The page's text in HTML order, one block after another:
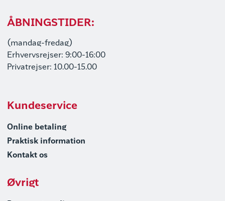
ÅBNINGSTIDER:
(mandag-fredag)
Erhvervsrejser: 9:00-16:00
Privatrejser: 10.00-15.00
Kundeservice
Online betaling
Praktisk information
Kontakt os
Øvrigt